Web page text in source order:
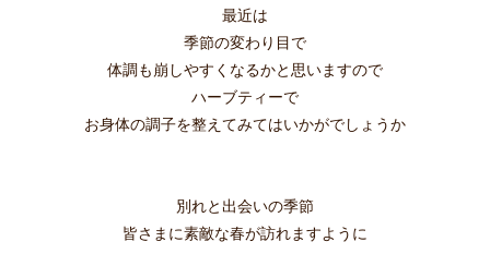
最近は
季節の変わり目で
体調も崩しやすくなるかと思いますので
ハーブティーで
お身体の調子を整えてみてはいかがでしょうか
別れと出会いの季節
皆さまに素敵な春が訪れますように